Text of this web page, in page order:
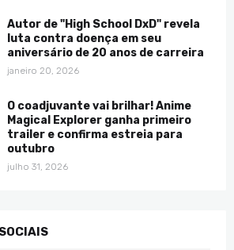
Autor de "High School DxD" revela
luta contra doença em seu
aniversário de 20 anos de carreira
janeiro 20, 2026
O coadjuvante vai brilhar! Anime
Magical Explorer ganha primeiro
trailer e confirma estreia para
outubro
julho 31, 2026